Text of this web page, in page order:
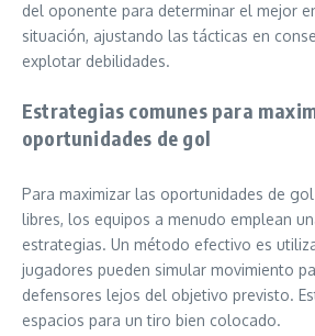
del oponente para determinar el mejor
situación, ajustando las tácticas en
explotar debilidades.
Estrategias comunes para
oportunidades de gol
Para maximizar las oportunidades de
libres, los equipos a menudo emplean
estrategias. Un método efectivo es
jugadores pueden simular movimiento
defensores lejos del objetivo previsto.
espacios para un tiro bien colocado.